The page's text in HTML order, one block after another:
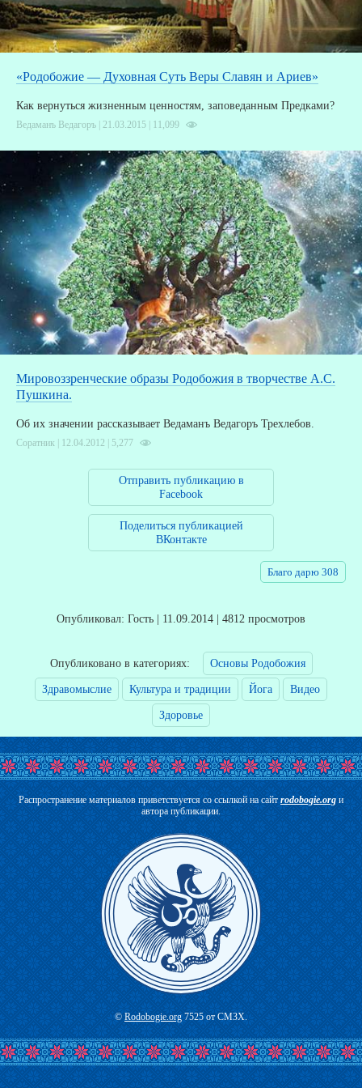
«Родобожие — Духовная Суть Веры Славян и Ариев»
Как вернуться жизненным цен­ностям, заповеданным Предками?
Ведаманъ Ведагоръ | 21.03.2015 | 11,099
Мировоззренческие образы Родобожия в творчестве А.С.
Пушкина.
Об их значении рассказывает Ведаманъ Ведагоръ Трехлебов.
Соратник | 12.04.2012 | 5,277
Отправить публикацию в
Facebook
Поделиться публикацией
ВКонтакте
Благо дарю 308
Опубликовал: Гость | 11.09.2014 | 4812 просмотров
Опубликовано в категориях: Основы Родобожия
Здравомыслие Культура и традиции Йога Видео
Здоровье
Распространение материалов приветствуется со ссылкой на сайт rodobogie.org и
автора публикации.
© Rodobogie.org 7525 от СМЗХ.